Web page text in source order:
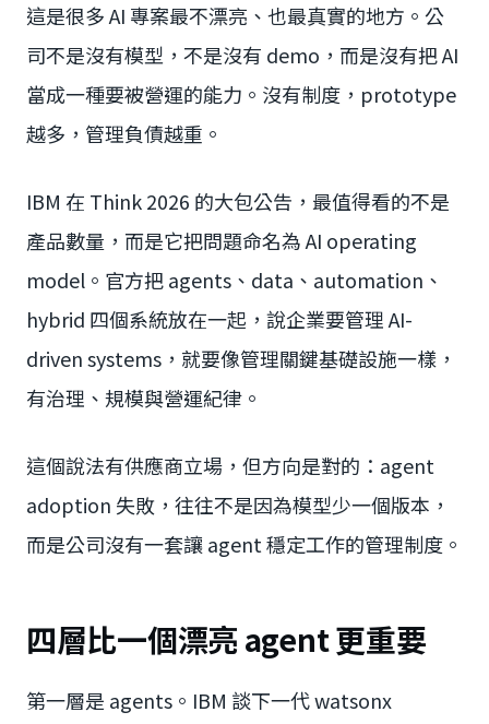
這是很多 AI 專案最不漂亮、也最真實的地方。公
司不是沒有模型，不是沒有 demo，而是沒有把 AI
當成一種要被營運的能力。沒有制度，prototype
越多，管理負債越重。
IBM 在 Think 2026 的大包公告，最值得看的不是
產品數量，而是它把問題命名為 AI operating
model。官方把 agents、data、automation、
hybrid 四個系統放在一起，說企業要管理 AI-
driven systems，就要像管理關鍵基礎設施一樣，
有治理、規模與營運紀律。
這個說法有供應商立場，但方向是對的：agent
adoption 失敗，往往不是因為模型少一個版本，
而是公司沒有一套讓 agent 穩定工作的管理制度。
四層比一個漂亮 agent 更重要
第一層是 agents。IBM 談下一代 watsonx